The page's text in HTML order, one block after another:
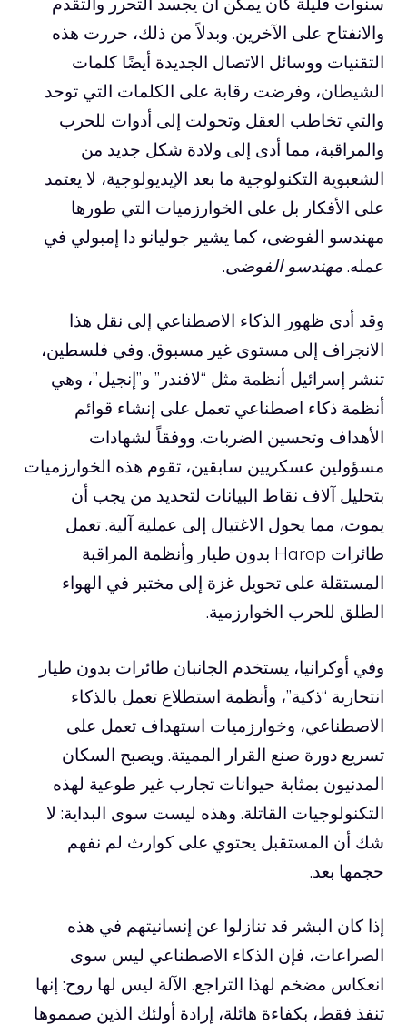
والانفتاح على الآخرين. وبدلاً من ذلك، حررت هذه
التقنيات ووسائل الاتصال الجديدة أيضًا كلمات
الشيطان، وفرضت رقابة على الكلمات التي توحد
والتي تخاطب العقل وتحولت إلى أدوات للحرب
والمراقبة، مما أدى إلى ولادة شكل جديد من
الشعبوية التكنولوجية ما بعد الإيديولوجية، لا يعتمد
على الأفكار بل على الخوارزميات التي طورها
مهندسو الفوضى، كما يشير جوليانو دا إمبولي في
عمله. مهندسو الفوضى.
وقد أدى ظهور الذكاء الاصطناعي إلى نقل هذا
الانجراف إلى مستوى غير مسبوق. وفي فلسطين،
تنشر إسرائيل أنظمة مثل “لافندر” و”إنجيل”، وهي
أنظمة ذكاء اصطناعي تعمل على إنشاء قوائم
الأهداف وتحسين الضربات. ووفقاً لشهادات
مسؤولين عسكريين سابقين، تقوم هذه الخوارزميات
بتحليل آلاف نقاط البيانات لتحديد من يجب أن
يموت، مما يحول الاغتيال إلى عملية آلية. تعمل
طائرات Harop بدون طيار وأنظمة المراقبة
المستقلة على تحويل غزة إلى مختبر في الهواء
الطلق للحرب الخوارزمية.
وفي أوكرانيا، يستخدم الجانبان طائرات بدون طيار
انتحارية “ذكية”، وأنظمة استطلاع تعمل بالذكاء
الاصطناعي، وخوارزميات استهداف تعمل على
تسريع دورة صنع القرار المميتة. ويصبح السكان
المدنيون بمثابة حيوانات تجارب غير طوعية لهذه
التكنولوجيات القاتلة. وهذه ليست سوى البداية: لا
شك أن المستقبل يحتوي على كوارث لم نفهم
حجمها بعد.
إذا كان البشر قد تنازلوا عن إنسانيتهم ​​في هذه
الصراعات، فإن الذكاء الاصطناعي ليس سوى
انعكاس مضخم لهذا التراجع. الآلة ليس لها روح: إنها
تنفذ فقط، بكفاءة هائلة، إرادة أولئك الذين صمموها